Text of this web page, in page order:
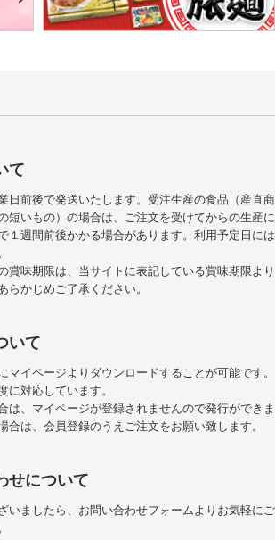
て
日前後で発送いたします。受注生産の食品（産直商
短いもの）の場合は、ご注文を受けてからの生産に
１週間前後かかる場合があります。利用予定日には
賞味期限は、当サイトに表記している賞味期限より
らかじめご了承ください。
いて
マイページよりダウンロードすることが可能です。
に対応しています。
は、マイページが登録されませんので発行ができま
合は、会員登録のうえご注文をお願い致します。
せについて
いましたら、お問い合わせフォームよりお気軽にご